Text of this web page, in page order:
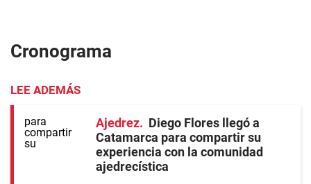
Cronograma
LEE ADEMÁS
Ajedrez
Diego Flores llegó a
Catamarca para compartir su
experiencia con la comunidad
ajedrecística